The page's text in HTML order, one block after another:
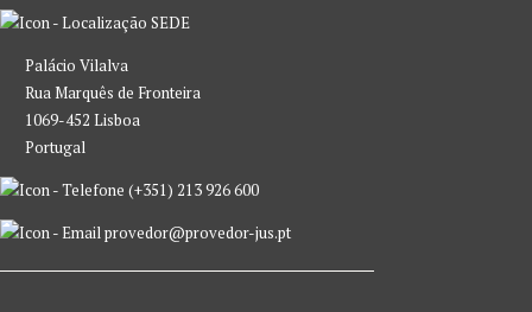
SEDE
Palácio Vilalva
Rua Marquês de Fronteira
1069-452 Lisboa
Portugal
(+351) 213 926 600
provedor@provedor-jus.pt